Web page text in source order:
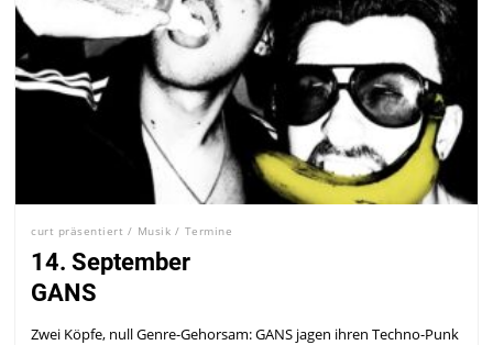
curt präsentiert / Musik / Termine
14. September
GANS
Zwei Köpfe, null Genre-Gehorsam: GANS jagen ihren Techno-Punk